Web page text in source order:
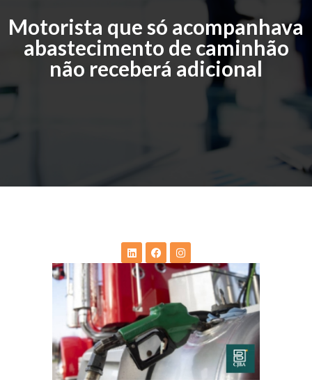
Motorista que só acompanhava
abastecimento de caminhão
não receberá adicional